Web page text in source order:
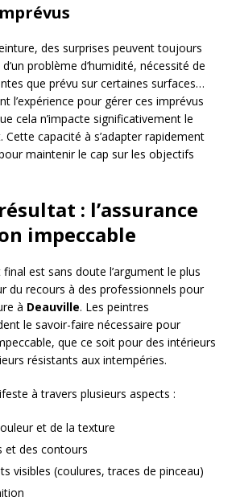
des surprises peuvent toujours
problème d’humidité, nécessité de
que prévu sur certaines surfaces…
l’expérience pour gérer ces imprévus
cela n’impacte significativement le
capacité à s’adapter rapidement
maintenir le cap sur les objectifs
: l’assurance
impeccable
est sans doute l’argument le plus
du recours à des professionnels pour
à Deauville. Les peintres
le savoir-faire nécessaire pour
que ce soit pour des intérieurs
résistants aux intempéries.
à travers plusieurs aspects :
et de la texture
et des contours
visibles (coulures, traces de pinceau)